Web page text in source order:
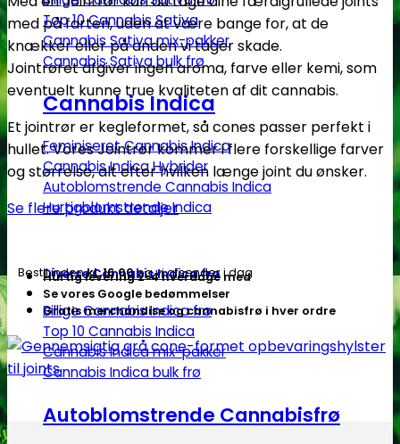
Top 10 Cannabis Sativa
Cannabis Sativa mix-pakker
Cannabis Sativa bulk frø
Cannabis Indica
Feminiseret Cannabis Indica
Cannabis Indica Hybrider
Autoblomstrende Cannabis Indica
Hurtigblomstrende Indica
Diverse Cannabis Indica frø
Billige Cannabis Indica frø
Top 10 Cannabis Indica
Cannabis Indica mix-pakker
Cannabis Indica bulk frø
Autoblomstrende Cannabisfrø
med på farten, uden at være bange for, at de
knækker eller på anden vi tager skade.
Jointrøret afgiver ingen aroma, farve eller kemi, som
eventuelt kunne true kvaliteten af dit cannabis.
Et jointrør er kegleformet, så cones passer perfekt i
hullet. Vores Jointrør kommer i flere forskellige farver
og størrelse, alt efter hvilken længe joint du ønsker.
Se flere produkt detaljer
Bestil indenkl. 16.00og vi afsender i dag
Hurtig levering 2-4 hverdage med
Se vores Google bedømmelser
Gratis merchandise og cannabisfrø i hver ordre